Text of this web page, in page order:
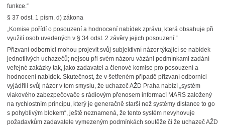
funkce.“
§ 37 odst. 1 písm. d) zákona
„Komise pořídí o posouzení a hodnocení nabídek zprávu, která obsahuje při
využití osob uvedených v § 34 odst. 2 závěry jejich posouzení.“
Přizvaní odborníci mohou projevit svůj subjektivní názor týkající se nabídek
jednotlivých uchazečů; nejsou při svém názoru vázáni podmínkami zadání
veřejné zakázky tak, jako zadavatel a členové komise pro posouzení a
hodnocení nabídek. Skutečnost, že v šetřeném případě přizvaní odborníci
vyjádřili svůj názor v tom smyslu, že uchazeč AŽD Praha nabízí „systém
vlakového zabezpečovače s rádiovým přenosem informací MARS založený
na rychlostním principu, který je generačně starší než systémy distance to go
s pohyblivým blokem“, ještě neznamená, že tento systém nevyhovuje
požadavkům zadavatele vymezeným podmínkách soutěže či že uchazeč AŽD